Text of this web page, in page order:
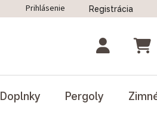
Odstúpenie od zmluvy
Prihlásenie Registrácia
Doplnky Pergoly